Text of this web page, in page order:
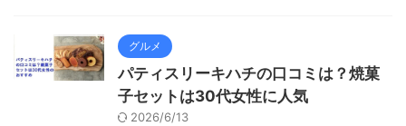
グルメ
パティスリーキハチの口コミは？焼菓
子セットは30代女性に人気
2026/6/13